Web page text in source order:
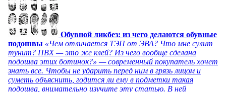
Обувной ликбез: из чего делаются обувные
подошвы «Чем отличается ТЭП от ЭВА? Что мне сулит
тунит? ПВХ — это же клей? Из чего вообще сделана
подошва этих ботинок?» — современный покупатель хочет
знать все. Чтобы не ударить перед ним в грязь лицом и
суметь объяснить, годится ли ему в подметки такая
подошва, внимательно изучите эту статью. В ней